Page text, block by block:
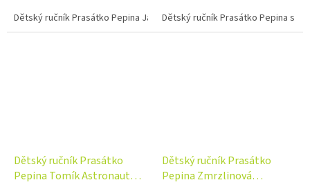
100% bavlna.
Dětský ručník Prasátko Pepina Jako třešnička 30x50 cm
bavlna.
Dětský ručník Prasátko Pepina s
Dětský ručník Prasátko
Pepina Tomík Astronaut
Dětský ručník Prasátko
Pepina Zmrzlinová